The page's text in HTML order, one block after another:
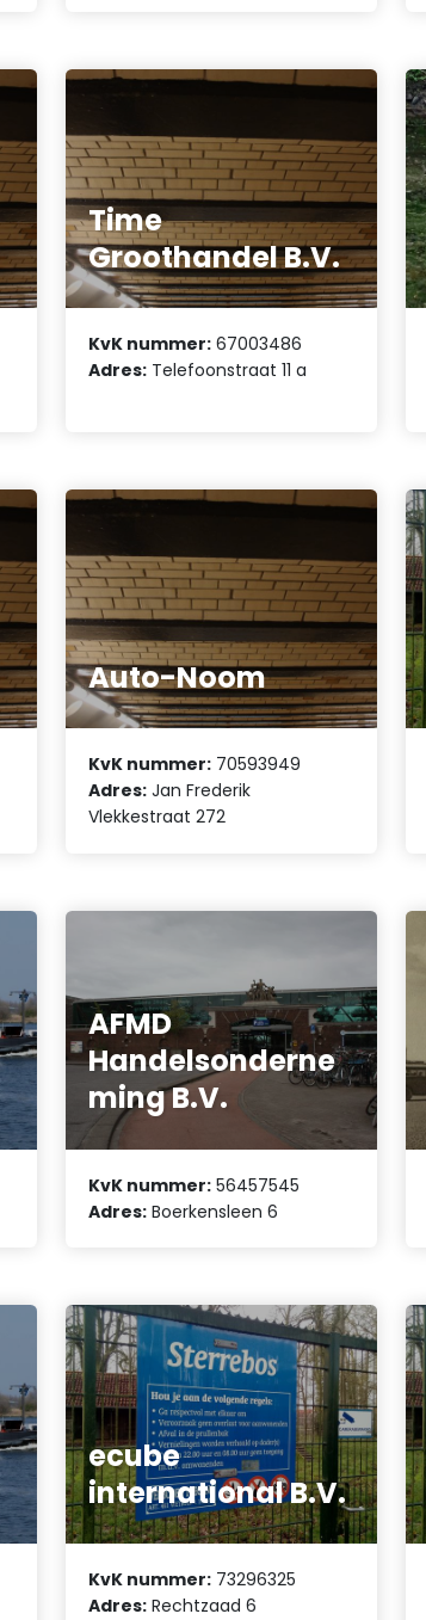
Time
Groothandel B.V.
KvK nummer: 67003486
Adres: Telefoonstraat 11 a
Auto-Noom
KvK nummer: 70593949
Adres: Jan Frederik
Vlekkestraat 272
AFMD
Handelsonderne
ming B.V.
KvK nummer: 56457545
Adres: Boerkensleen 6
ecube
international B.V.
KvK nummer: 73296325
Adres: Rechtzaad 6